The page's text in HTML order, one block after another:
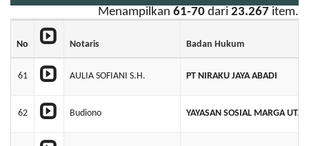
Menampilkan 61-70 dari 23.267 item.
No Notaris Badan Hukum
61 AULIA SOFIANI S.H. PT NIRAKU JAYA ABADI
62 Budiono YAYASAN SOSIAL MARGA